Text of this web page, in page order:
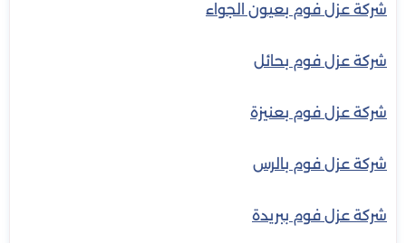
شركة عزل فوم بعيون الجواء
شركة عزل فوم بحائل
شركة عزل فوم بعنيزة
شركة عزل فوم بالرس
شركة عزل فوم ببريدة